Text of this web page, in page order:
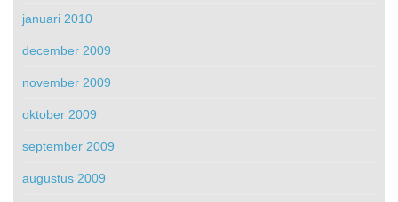
januari 2010
december 2009
november 2009
oktober 2009
september 2009
augustus 2009